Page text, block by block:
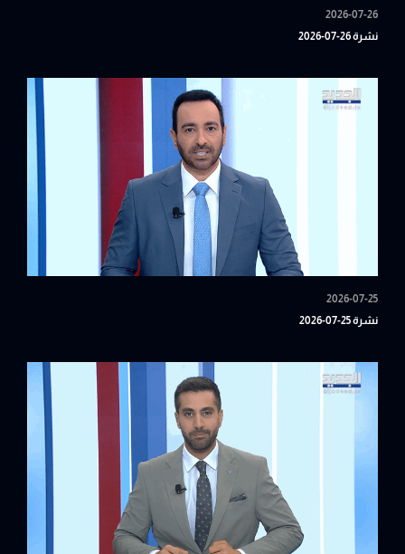
2026-07-26
نشرة 26-07-2026
2026-07-25
نشرة 25-07-2026